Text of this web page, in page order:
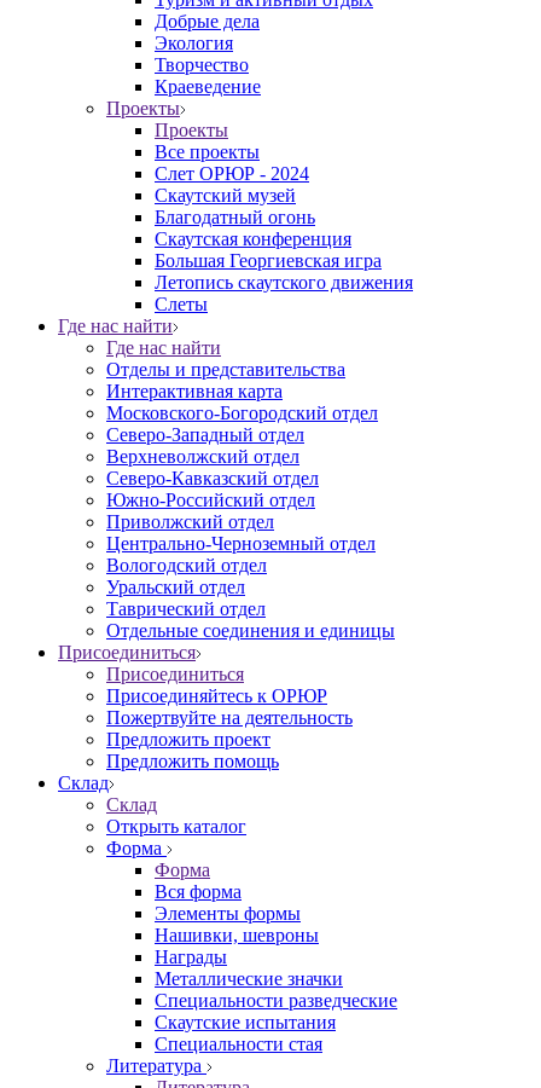
Добрые дела
Экология
Творчество
Краеведение
Проекты
Проекты
Все проекты
Слет ОРЮР - 2024
Скаутский музей
Благодатный огонь
Cкаутская конференция
Большая Георгиевская игра
Летопись скаутского движения
Слеты
Где нас найти
Где нас найти
Отделы и представительства
Интерактивная карта
Московского-Богородский отдел
Северо-Западный отдел
Верхневолжский отдел
Северо-Кавказский отдел
Южно-Российский отдел
Приволжский отдел
Центрально-Черноземный отдел
Вологодский отдел
Уральский отдел
Таврический отдел
Отдельные соединения и единицы
Присоединиться
Присоединиться
Присоединяйтесь к ОРЮР
Пожертвуйте на деятельность
Предложить проект
Предложить помощь
Склад
Склад
Открыть каталог
Форма
Форма
Вся форма
Элементы формы
Нашивки, шевроны
Награды
Металлические значки
Специальности разведческие
Скаутские испытания
Специальности стая
Литература